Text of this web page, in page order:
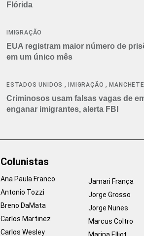
Flórida
IMIGRAÇÃO
EUA registram maior número de
em um único mês
ESTADOS UNIDOS , IMIGRAÇÃO ,MANCHETE
Criminosos usam falsas vagas de
enganar imigrantes, alerta FBI
Colunistas
Ana Paula Franco
Antonio Tozzi
Breno DaMata
Carlos Martinez
Carlos Wesley
Jamari França
Jorge Grosso
Jorge Nunes
Marcus Coltro